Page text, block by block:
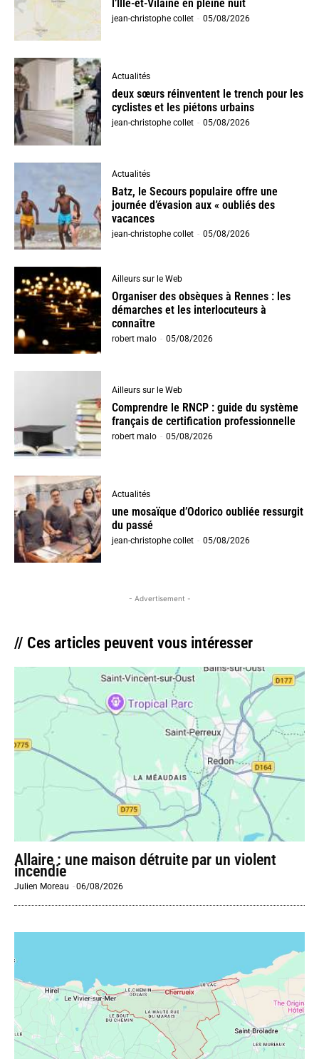
l’Ille-et-Vilaine en pleine nuit
jean-christophe collet - 05/08/2026
Actualités
deux sœurs réinventent le trench pour les
cyclistes et les piétons urbains
jean-christophe collet - 05/08/2026
Actualités
Batz, le Secours populaire offre une
journée d’évasion aux « oubliés des
vacances
jean-christophe collet - 05/08/2026
Ailleurs sur le Web
Organiser des obsèques à Rennes : les
démarches et les interlocuteurs à
connaître
robert malo - 05/08/2026
Ailleurs sur le Web
Comprendre le RNCP : guide du système
français de certification professionnelle
robert malo - 05/08/2026
Actualités
une mosaïque d’Odorico oubliée ressurgit
du passé
jean-christophe collet - 05/08/2026
- Advertisement -
// Ces articles peuvent vous intéresser
Allaire : une maison détruite par un violent
incendie
Julien Moreau -06/08/2026